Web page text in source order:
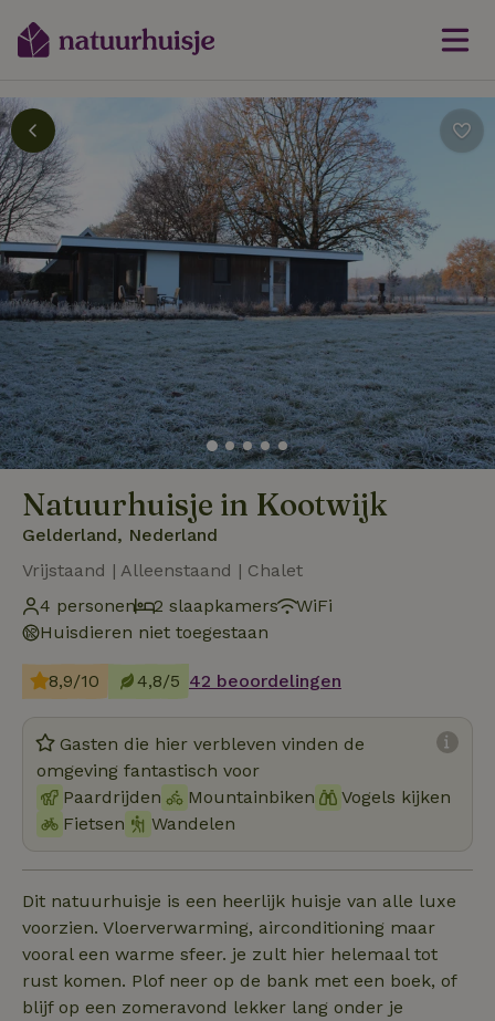
Natuurhuisje in Kootwijk
Gelderland, Nederland
Vrijstaand | Alleenstaand | Chalet
4 personen
2 slaapkamers
WiFi
Huisdieren niet toegestaan
8,9/10 4,8/5 42 beoordelingen
Gasten die hier verbleven vinden de
omgeving fantastisch voor
Paardrijden
Mountainbiken
Vogels kijken
Fietsen
Wandelen
Dit natuurhuisje is een heerlijk huisje van alle luxe
voorzien. Vloerverwarming, airconditioning maar
vooral een warme sfeer. je zult hier helemaal tot
rust komen. Plof neer op de bank met een boek, of
blijf op een zomeravond lekker lang onder je